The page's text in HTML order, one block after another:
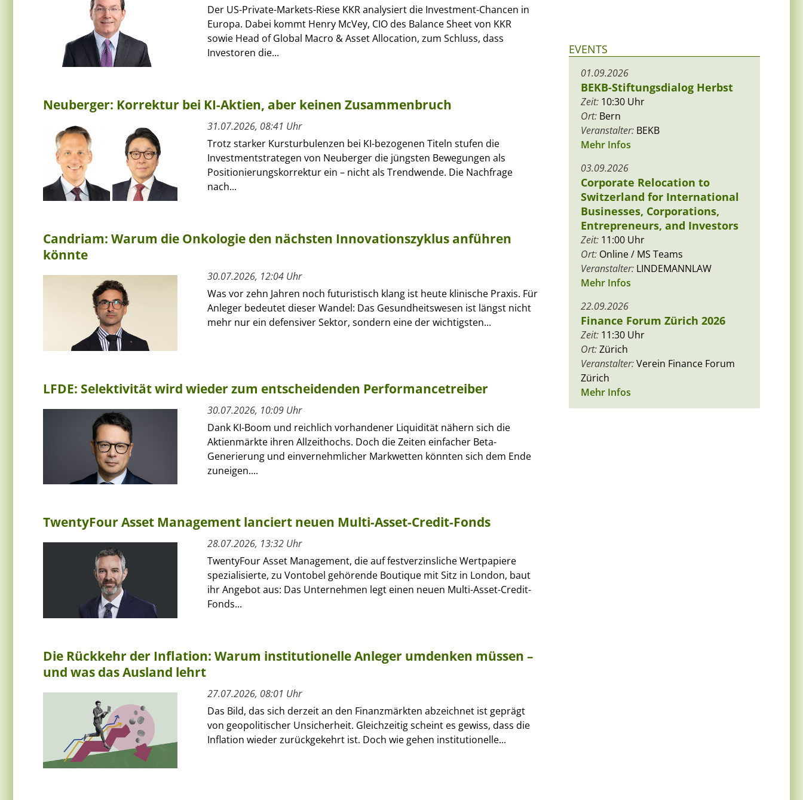
Der US-Private-Markets-Riese KKR analysiert die Investment-Chancen in
Europa. Dabei kommt Henry McVey, CIO des Balance Sheet von KKR
sowie Head of Global Macro & Asset Allocation, zum Schluss, dass
Investoren die...
Neuberger: Korrektur bei KI-Aktien, aber keinen Zusammenbruch
31.07.2026, 08:41 Uhr
Trotz starker Kursturbulenzen bei KI-bezogenen Titeln stufen die
Investmentstrategen von Neuberger die jüngsten Bewegungen als
Positionierungskorrektur ein – nicht als Trendwende. Die Nachfrage
nach...
Candriam: Warum die Onkologie den nächsten Innovationszyklus anführen
könnte
30.07.2026, 12:04 Uhr
Was vor zehn Jahren noch futuristisch klang ist heute klinische Praxis. Für
Anleger bedeutet dieser Wandel: Das Gesundheitswesen ist längst nicht
mehr nur ein defensiver Sektor, sondern eine der wichtigsten...
LFDE: Selektivität wird wieder zum entscheidenden Performancetreiber
30.07.2026, 10:09 Uhr
Dank KI-Boom und reichlich vorhandener Liquidität nähern sich die
Aktienmärkte ihren Allzeithochs. Doch die Zeiten einfacher Beta-
Generierung und einvernehmlicher Markwetten könnten sich dem Ende
zuneigen....
TwentyFour Asset Management lanciert neuen Multi-Asset-Credit-Fonds
28.07.2026, 13:32 Uhr
TwentyFour Asset Management, die auf festverzinsliche Wertpapiere
spezialisierte, zu Vontobel gehörende Boutique mit Sitz in London, baut
ihr Angebot aus: Das Unternehmen legt einen neuen Multi-Asset-Credit-
Fonds...
Die Rückkehr der Inflation: Warum institutionelle Anleger umdenken müssen –
und was das Ausland lehrt
27.07.2026, 08:01 Uhr
Das Bild, das sich derzeit an den Finanzmärkten abzeichnet ist geprägt
von geopolitischer Unsicherheit. Gleichzeitig scheint es gewiss, dass die
Inflation wieder zurückgekehrt ist. Doch wie gehen institutionelle...
EVENTS
01.09.2026
BEKB-Stiftungsdialog Herbst
Zeit: 10:30 Uhr
Ort: Bern
Veranstalter: BEKB
Mehr Infos
03.09.2026
Corporate Relocation to
Switzerland for International
Businesses, Corporations,
Entrepreneurs, and Investors
Zeit: 11:00 Uhr
Ort: Online / MS Teams
Veranstalter: LINDEMANNLAW
Mehr Infos
22.09.2026
Finance Forum Zürich 2026
Zeit: 11:30 Uhr
Ort:Zürich
Veranstalter:Verein Finance Forum
Zürich
Mehr Infos